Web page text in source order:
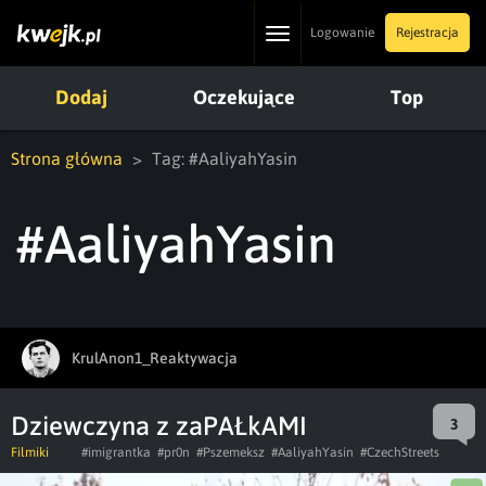
ToggleLogowanie Rejestracja
Dodaj Oczekujące Top
Strona główna Tag: #AaliyahYasin
#AaliyahYasin
KrulAnon1_Reaktywacja
Dziewczyna z zaPAŁkAMI 3
Filmiki #imigrantka #pr0n #Pszemeksz #AaliyahYasin #CzechStreets